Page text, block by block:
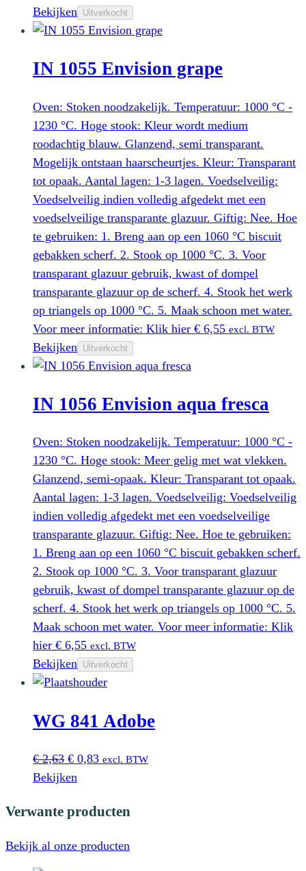
prijs
was:
prijs
is:
Bekijken Uitverkocht
IN 1055 Envision grape
Oven: Stoken noodzakelijk. Temperatuur: 1000 °C -
1230 °C. Hoge stook: Kleur wordt medium
roodachtig blauw. Glanzend, semi transparant.
Mogelijk ontstaan haarscheurtjes. Kleur: Transparant
tot opaak. Aantal lagen: 1-3 lagen. Voedselveilig:
Voedselveilig indien volledig afgedekt met een
voedselveilige transparante glazuur. Giftig: Nee. Hoe
te gebruiken: 1. Breng aan op een 1060 °C biscuit
gebakken scherf. 2. Stook op 1000 °C. 3. Voor
transparant glazuur gebruik, kwast of dompel
transparante glazuur op de scherf. 4. Stook het werk
op triangels op 1000 °C. 5. Maak schoon met water.
Voor meer informatie: Klik hier € 6,55 excl. BTW
Bekijken Uitverkocht
IN 1056 Envision aqua fresca
Oven: Stoken noodzakelijk. Temperatuur: 1000 °C -
1230 °C. Hoge stook: Meer gelig met wat vlekken.
Glanzend, semi-opaak. Kleur: Transparant tot opaak.
Aantal lagen: 1-3 lagen. Voedselveilig: Voedselveilig
indien volledig afgedekt met een voedselveilige
transparante glazuur. Giftig: Nee. Hoe te gebruiken:
1. Breng aan op een 1060 °C biscuit gebakken scherf.
2. Stook op 1000 °C. 3. Voor transparant glazuur
gebruik, kwast of dompel transparante glazuur op de
scherf. 4. Stook het werk op triangels op 1000 °C. 5.
Maak schoon met water. Voor meer informatie: Klik
hier € 6,55 excl. BTW
Bekijken Uitverkocht
WG 841 Adobe
€2,63 Oorspronkelijke
prijs
€ 2,63.
€ 0,83Huidige
€ 0,83.
excl. BTW
Bekijken
Verwante producten
Bekijk al onze producten